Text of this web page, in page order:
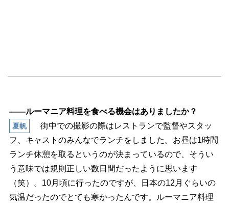
――ルーマニア料理を食べる機会はありましたか？
夏帆
街中での撮影の際はレストランで監督やスタッ
フ、キャストのみんなでランチをしました。お昼は1時間
ランチ休憩を取るというのが決まっているので、そうい
う意味では規則正しい数日間だったように思います
（笑）。10月頃に行ったのですが、日本の12月ぐらいの
気温だったのでとても寒かったんです。ルーマニア料理